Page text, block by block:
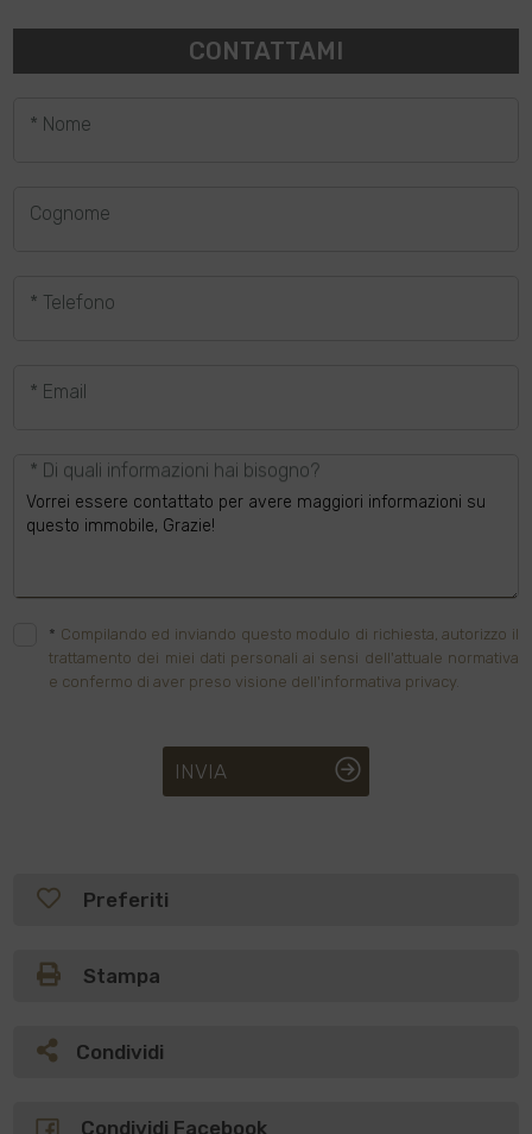
CONTATTAMI
* Nome
Cognome
* Telefono
* Email
* Di quali informazioni hai bisogno?
* Compilando ed inviando questo modulo di richiesta, autorizzo il
trattamento dei miei dati personali ai sensi dell'attuale normativa
e confermo di aver preso visione dell'informativa privacy.
INVIA
Preferiti
Stampa
Condividi
Condividi Facebook